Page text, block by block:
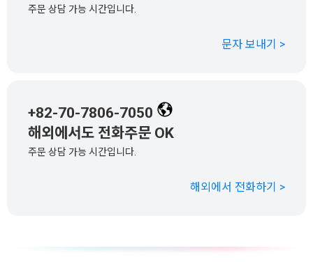
주문 상담 가능 시간입니다.
문자 보내기 >
+82-70-7806-7050
해외에서도 전화주문 OK
주문 상담 가능 시간입니다.
해외에서 전화하기 >